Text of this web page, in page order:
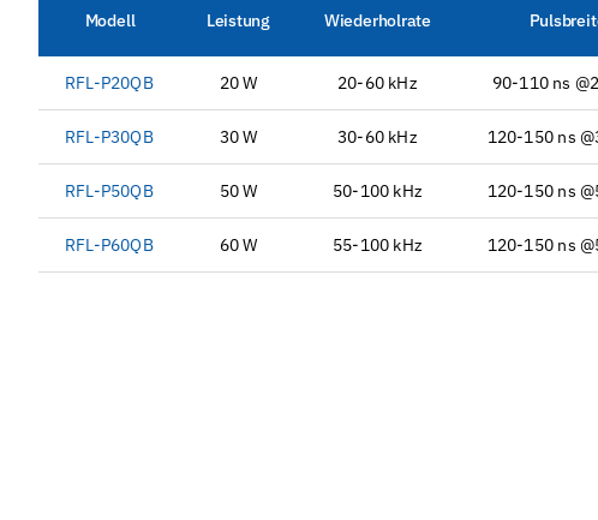
Modell Leistung Wiederholrate
RFL-P20QB 20 W 20-60 kHz 90-110 ns
RFL-P30QB 30 W 30-60 kHz 120-150 ns
RFL-P50QB 50 W 50-100 kHz 120-150 ns
RFL-P60QB 60 W 55-100 kHz 120-150 ns